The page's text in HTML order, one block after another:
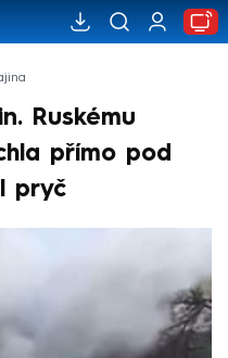
Ruskému
přímo pod
pryč